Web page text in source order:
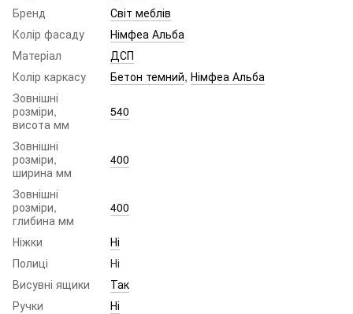
Бренд
Світ меблів
Колір фасаду
Німфеа Альба
Матеріал
ДСП
Колір каркасу
Бетон темний, Німфеа Альба
Зовнішні
розміри,
висота мм
540
Зовнішні
розміри,
ширина мм
400
Зовнішні
розміри,
глибина мм
400
Ніжки
Ні
Полиці
Ні
Висувні ящики
Так
Ручки
Ні